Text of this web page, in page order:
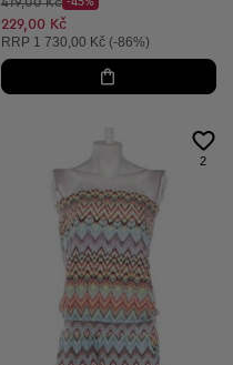
Discount Price:
Snížená cena:
229,00 Kč
Doporučená cena:
RRP 1 730,00 Kč (-86%)
2